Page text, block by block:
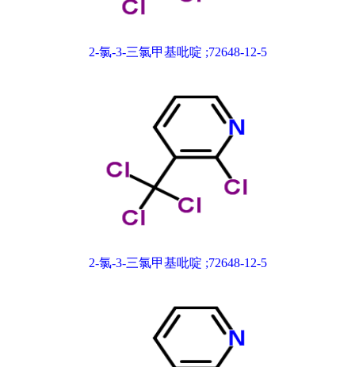
2-氯-3-三氯甲基吡啶 ;72648-12-5
2-氯-3-三氯甲基吡啶 ;72648-12-5